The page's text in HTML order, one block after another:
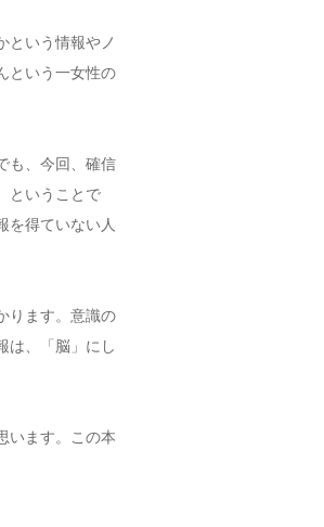
という情報やノ
という一女性の
も、今回、確信
ということで
を得ていない人
ります。意識の
は、「脳」にし
います。この本